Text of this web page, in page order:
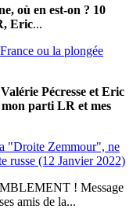
où en est-on ? 10
Eric...
ou la plongée
Pécresse et Eric
LR et mes
"Droite Zemmour", ne
russe (12 Janvier 2022)
! Message
amis de la...